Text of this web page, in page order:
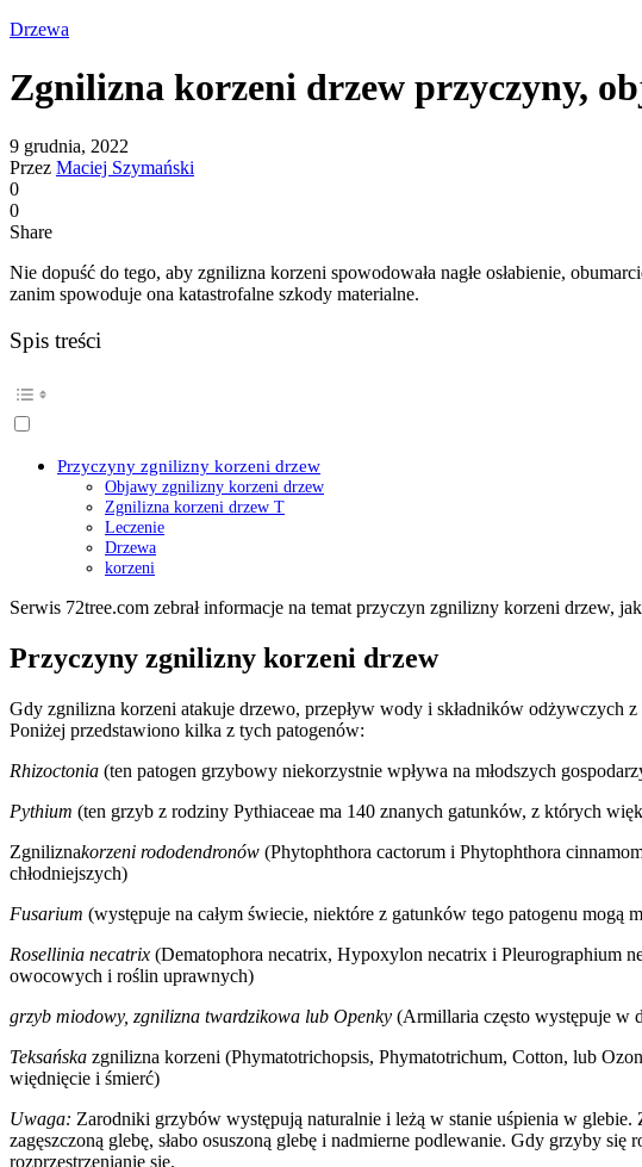
Drzewa
Zgnilizna korzeni drzew przyczyny,
9 grudnia, 2022
Przez Maciej Szymański
0
0
Share
Nie dopuść do tego, aby zgnilizna korzeni spowodowała nagłe osłabienie,
zanim spowoduje ona katastrofalne szkody materialne.
Spis treści
Przyczyny zgnilizny korzeni drzew
Objawy zgnilizny korzeni drzew
Zgnilizna korzeni drzew T
Leczenie
Drzewa
korzeni
Serwis 72tree.com zebrał informacje na temat przyczyn zgnilizny korzeni drzew,
Przyczyny zgnilizny korzeni drzew
Gdy zgnilizna korzeni atakuje drzewo, przepływ wody i składników odżywczych
Poniżej przedstawiono kilka z tych patogenów:
Rhizoctonia (ten patogen grzybowy niekorzystnie wpływa na młodszych
Pythium (ten grzyb z rodziny Pythiaceae ma 140 znanych gatunków, z których
Zgniliznakorzeni rododendronów (Phytophthora cactorum i Phytophthora
chłodniejszych)
Fusarium (występuje na całym świecie, niektóre z gatunków tego patogenu
Rosellinia necatrix (Dematophora necatrix, Hypoxylon necatrix i Pleurographium
owocowych i roślin uprawnych)
grzyb miodowy, zgnilizna twardzikowa lub Openky (Armillaria często występuje w
Teksańska zgnilizna korzeni (Phymatotrichopsis, Phymatotrichum, Cotton, lub
więdnięcie i śmierć)
Uwaga: Zarodniki grzybów występują naturalnie i leżą w stanie uśpienia w
zagęszczoną glebę, słabo osuszoną glebę i nadmierne podlewanie. Gdy grzyby
rozprzestrzenianie się.